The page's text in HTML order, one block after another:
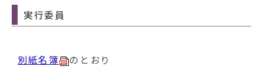
実行委員
別紙名簿 のとおり